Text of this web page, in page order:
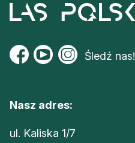
Śledź nas!
Nasz adres:
ul. Kaliska 1/7